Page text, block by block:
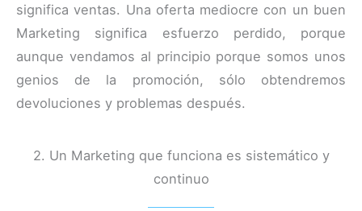
significa ventas. Una oferta mediocre con un buen
Marketing significa esfuerzo perdido, porque
aunque vendamos al principio porque somos unos
genios de la promoción, sólo obtendremos
devoluciones y problemas después.
2. Un Marketing que funciona es sistemático y
continuo